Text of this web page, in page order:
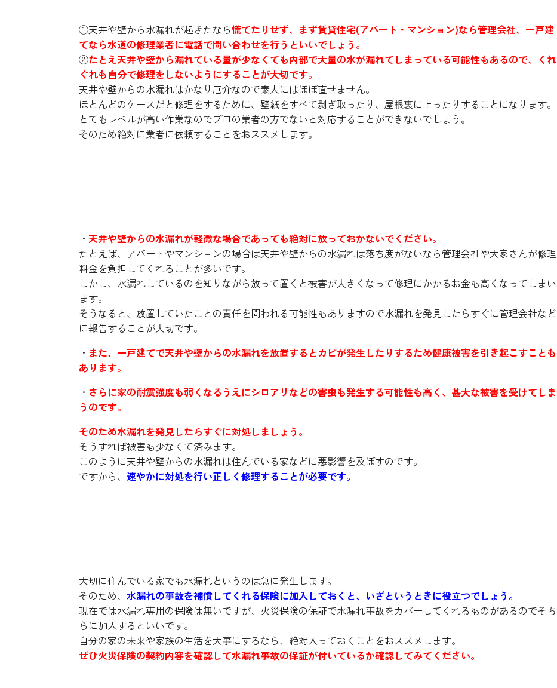
①天井や壁から水漏れが起きたなら慌てたりせず、まず賃貸住宅(アパート・マンション)なら管理会社、一戸建
てなら水道の修理業者に電話で問い合わせを行うといいでしょう。
②たとえ天井や壁から漏れている量が少なくても内部で大量の水が漏れてしまっている可能性もあるので、くれ
ぐれも自分で修理をしないようにすることが大切です。
天井や壁からの水漏れはかなり厄介なので素人にはほぼ直せません。
ほとんどのケースだと修理をするために、壁紙をすべて剥ぎ取ったり、屋根裏に上ったりすることになります。
とてもレベルが高い作業なのでプロの業者の方でないと対応することができないでしょう。
そのため絶対に業者に依頼することをおススメします。
・ 天井や壁からの水漏れが軽微な場合であっても絶対に放っておかないでください。
たとえば、アパートやマンションの場合は天井や壁からの水漏れは落ち度がないなら管理会社や大家さんが修理
料金を負担してくれることが多いです。
しかし、水漏れしているのを知りながら放って置くと被害が大きくなって修理にかかるお金も高くなってしまい
ます。
そうなると、放置していたことの責任を問われる可能性もありますので水漏れを発見したらすぐに管理会社など
に報告することが大切です。
・ また、一戸建てで天井や壁からの水漏れを放置するとカビが発生したりするため健康被害を引き起こすことも
あります。
・ さらに家の耐震強度も弱くなるうえにシロアリなどの害虫も発生する可能性も高く、甚大な被害を受けてしま
うのです。
そのため水漏れを発見したらすぐに対処しましょう。
そうすれば被害も少なくて済みます。
このように天井や壁からの水漏れは住んでいる家などに悪影響を及ぼすのです。
ですから、 速やかに対処を行い正しく修理することが必要です。
大切に住んでいる家でも水漏れというのは急に発生します。
そのため、 水漏れの事故を補償してくれる保険に加入しておくと、いざというときに役立つでしょう。
現在では水漏れ専用の保険は無いですが、火災保険の保証で水漏れ事故をカバーしてくれるものがあるのでそち
らに加入するといいです。
自分の家の未来や家族の生活を大事にするなら、絶対入っておくことをおススメします。
ぜひ火災保険の契約内容を確認して水漏れ事故の保証が付いているか確認してみてください。